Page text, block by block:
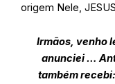
origem Nele,
Irmãos, venho
anunciei …
também